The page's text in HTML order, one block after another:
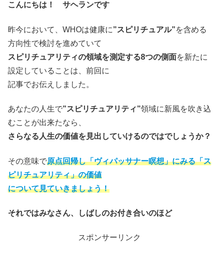
こんにちは！ サヘランです
昨今において、WHOは健康に”スピリチュアル”を含める
方向性で検討を進めていて
スピリチュアリティの領域を測定する8つの側面を新たに
設定していることは、前回に
記事でお伝えしました。
あなたの人生で”スピリチュアリティ”領域に新風を吹き込
むことが出来たなら、
さらなる人生の価値を見出していけるのではでしょうか？
その意味で原点回帰し「ヴィパッサナー瞑想」にみる「ス
ピリチュアリティ」の価値
について見ていきましょう！
それではみなさん、しばしのお付き合いのほど
スポンサーリンク